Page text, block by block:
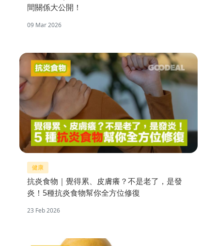
間關係大公開！
09 Mar 2026
健康
抗炎食物｜覺得累、皮膚癢？不是老了，是發
炎！5種抗炎食物幫你全方位修復
23 Feb 2026